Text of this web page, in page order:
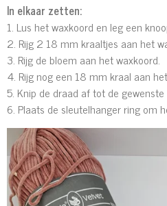
In elkaar zetten:
1. Lus het waxkoord en leg een
2. Rijg 2 18 mm kraaltjes aan het
3. Rijg de bloem aan het waxkoord.
4. Rijg nog een 18 mm kraal aan
5. Knip de draad af tot de
6. Plaats de sleutelhanger ring om